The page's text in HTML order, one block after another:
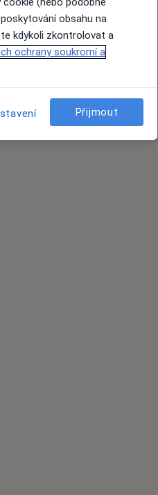
obsahu na
kdykoli zkontrolovat a
ochrany soukromí a
Přijmout